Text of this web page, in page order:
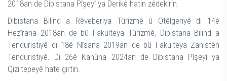
2018an de Dibistana Pîşeyî ya Derikê hatin zêdekirin.
Dibistana Bilind a Rêveberiya Tûrîzmê û Otêlgeriyê di 14ê
Hezîrana 2018an de bû Fakulteya Tûrîzmê, Dibistana Bilind a
Tenduristiyê di 18ê Nîsana 2019an de bû Fakulteya Zanistên
Tenduristiyê. Di 26ê Kanûna 2024an de Dibistana Pîşeyî ya
Qiziltepeyê hate girtin.